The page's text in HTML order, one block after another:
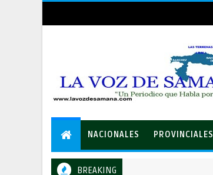
NACIONALES PROVINCIALES
BREAKING